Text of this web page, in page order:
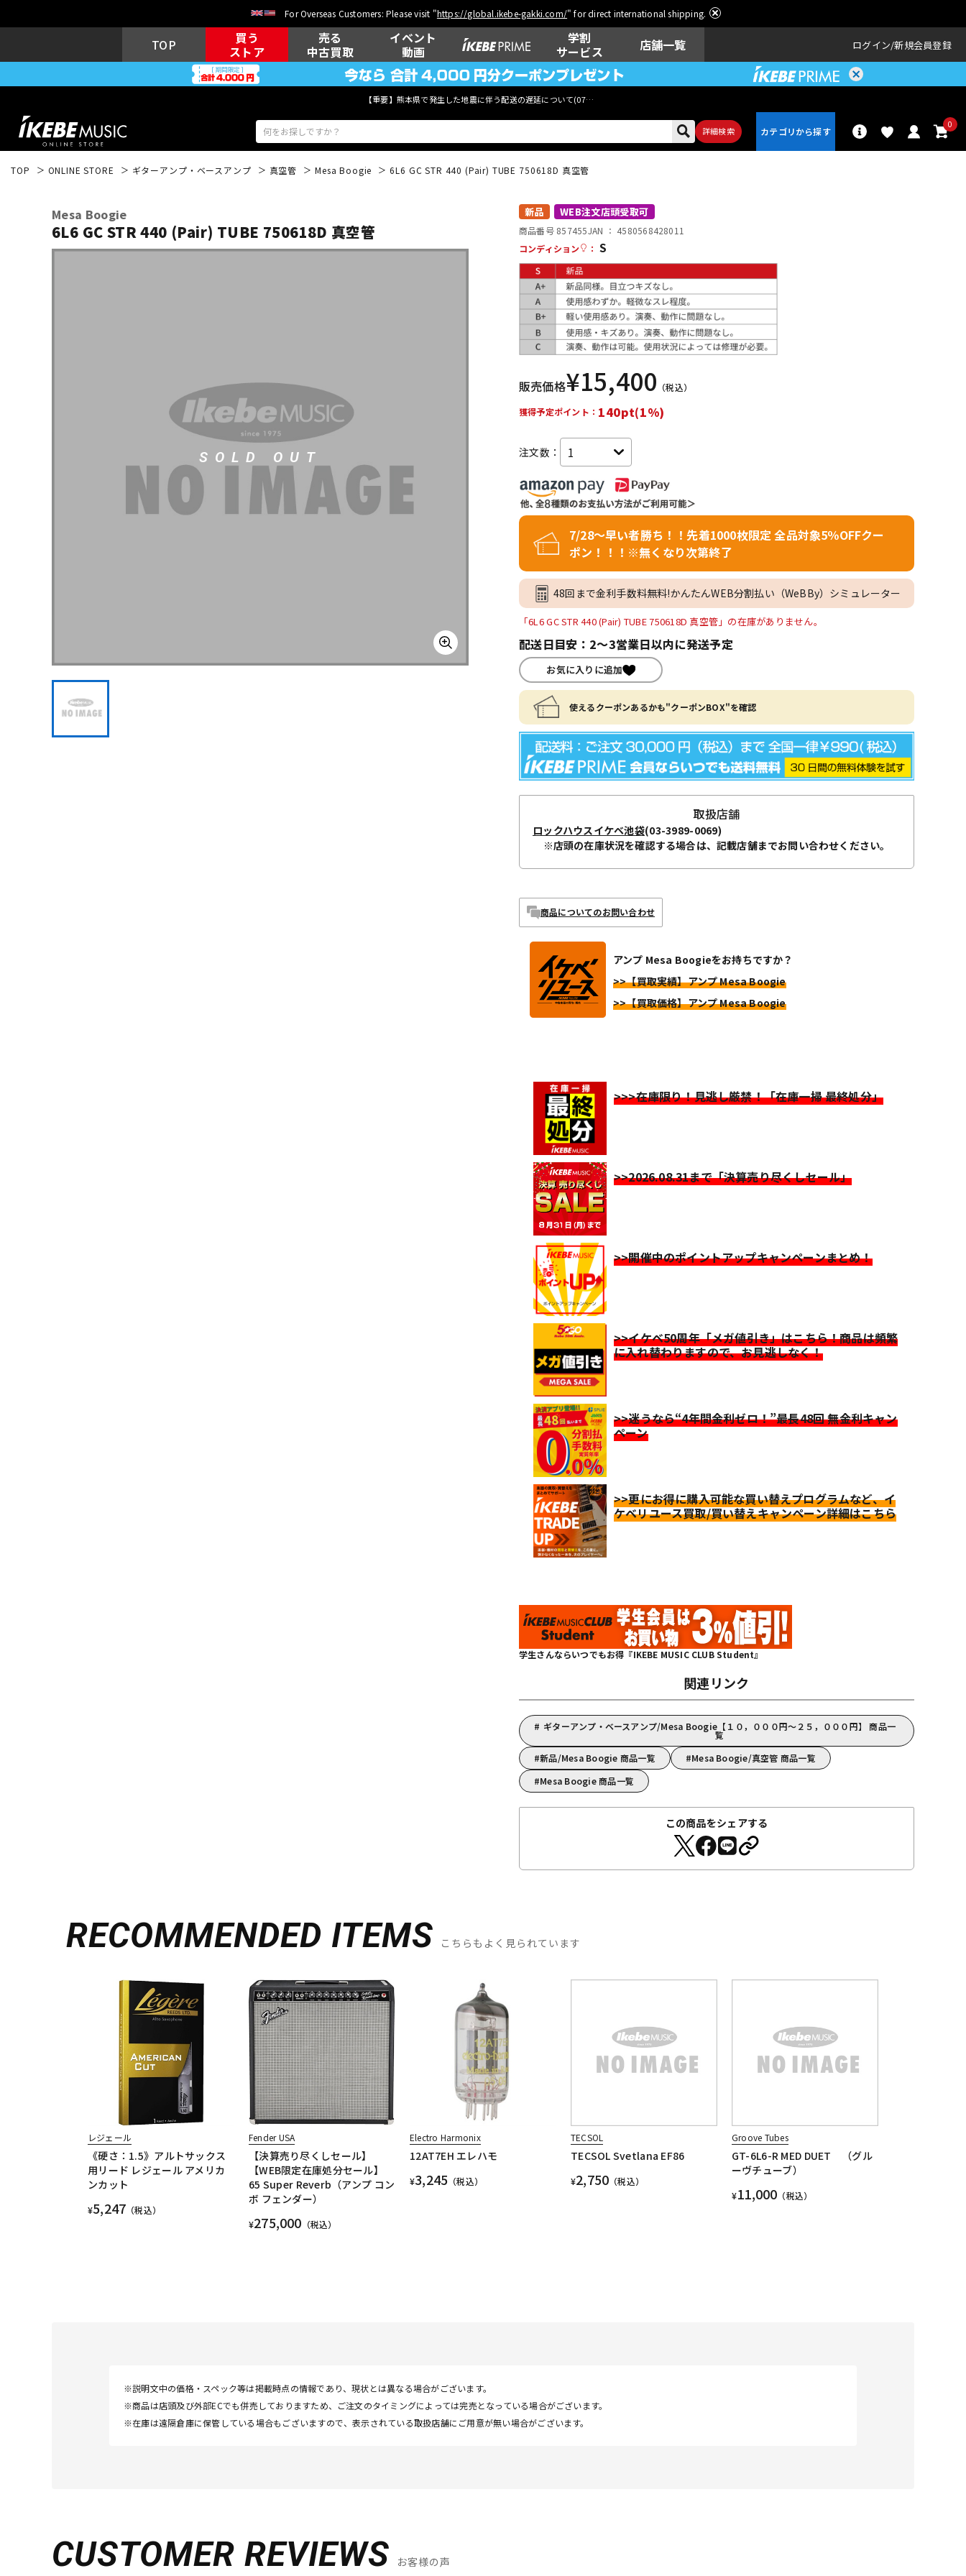
For Overseas Customers: Please visit "https://global.ikebe-gakki.com/" for direct international shipping.
TOP
買う
ストア
売る
中古買取
イベント
動画
学割
サービス
店舗一覧 ログイン 新規会員登録
【重要】熊本県で発生した地震に伴う配送の遅延について(07月29日
詳細検索
0
ウクレレ
その他楽器
レコーディン
グ機器
配信/ライブ
機器
ヴィンテージ
TOP ONLINE STORE ギターアンプ・ベースアンプ 真空管 Mesa Boogie 6L6 GC STR 440 (Pair) TUBE 750618D 真空管
Mesa Boogie
6L6 GC STR 440 (Pair) TUBE 750618D 真空管
SOLD OUT
新品 WEB注文店頭受取可
商品番号 857455JAN ： 4580568428011
コンディション
： S
販売価格¥15,400 （税込）
獲得予定ポイント： 140pt(1%)
注文数：
7/28～早い者勝ち！！先着1000枚限定 全品対象5％OFFクー
ポン！！！※無くなり次第終了
48回まで金利手数料無料!かんたんWEB分割払い（WeBBy）シミュレーター
「6L6 GC STR 440 (Pair) TUBE 750618D 真空管」の在庫がありません。
配送日目安：2～3営業日以内に発送予定
お気に入りに追加
使えるクーポンあるかも"クーポンBOX"を確認
取扱店舗
ロックハウスイケベ池袋(03-3989-0069)
※店頭の在庫状況を確認する場合は、記載店舗までお問い合わせください。
商品についてのお問い合わせ
アンプ Mesa Boogieをお持ちですか？
>>【買取実績】アンプ Mesa Boogie
>>【買取価格】アンプ Mesa Boogie
>>>在庫限り！見逃し厳禁！「在庫一掃 最終処分」
>>2026.08.31まで「決算売り尽くしセール」
>>開催中のポイントアップキャンペーンまとめ！
>>イケベ50周年「メガ値引き」はこちら！商品は頻繁
に入れ替わりますので、お見逃しなく！
>>迷うなら“4年間金利ゼロ！”最長48回 無金利キャン
ペーン
>>更にお得に購入可能な買い替えプログラムなど、イ
ケベリユース買取/買い替えキャンペーン詳細はこちら
学生さんならいつでもお得『IKEBE MUSIC CLUB Student』
関連リンク
ギターアンプ・ベースアンプ/Mesa Boogie【１０，０００円～２５，０００円】 商品一
覧
新品/Mesa Boogie 商品一覧
Mesa Boogie/真空管 商品一覧
Mesa Boogie 商品一覧
この商品をシェアする
RECOMMENDED ITEMS こちらもよく見られています
レジェール
《硬さ：1.5》アルトサックス
用リード レジェール アメリカ
ンカット
¥5,247 （税込）
Fender USA
【決算売り尽くしセール】
【WEB限定在庫処分セール】
65 Super Reverb（アンプ コン
ボ フェンダー）
¥275,000 （税込）
Electro Harmonix
12AT7EH エレハモ
¥3,245 （税込）
TECSOL
TECSOL Svetlana EF86
¥2,750 （税込）
Groove Tubes
GT-6L6-R MED DUET （グル
ーヴチューブ）
¥11,000 （税込）
※説明文中の価格・スペック等は掲載時点の情報であり、現状とは異なる場合がございます。
※商品は店頭及び外部ECでも併売しておりますため、ご注文のタイミングによっては完売となっている場合がございます。
※在庫は遠隔倉庫に保管している場合もございますので、表示されている取扱店舗にご用意が無い場合がございます。
CUSTOMER REVIEWS お客様の声